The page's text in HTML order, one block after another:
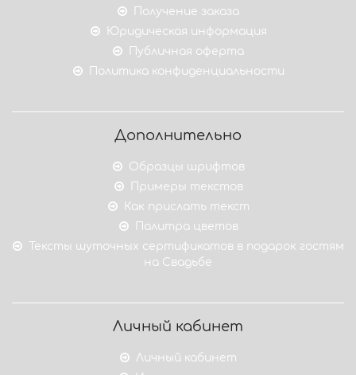
Получение заказа
Юридическая информация
Публичная оферта
Политика конфиденциальности
Дополнительно
Образцы шрифтов
Примеры текстов
Как прислать текст
Палитра цветов
Тексты шуточных сертификатов в подарок гостям
на Свадьбе
Личный кабинет
Личный кабинет